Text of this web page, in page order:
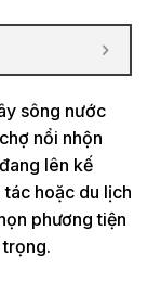
sông nước
nổi nhộn
lên kế
hoặc du lịch
phương tiện